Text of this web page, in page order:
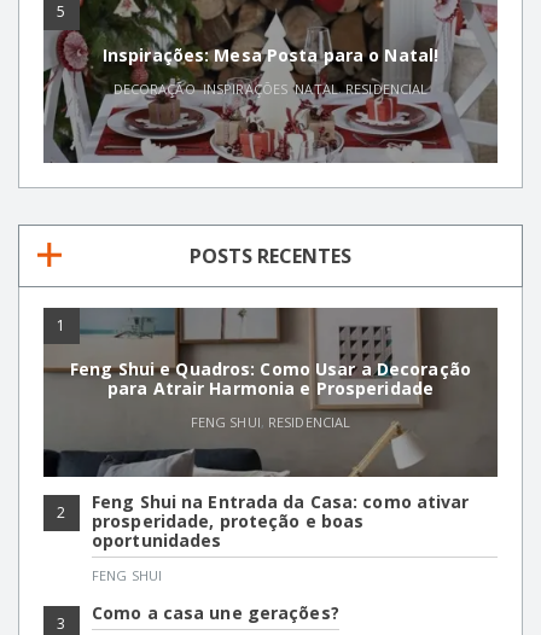
5
Inspirações: Mesa Posta para o Natal!
DECORAÇÃO,INSPIRAÇÕES ,NATAL,RESIDENCIAL
POSTS RECENTES
1
Feng Shui e Quadros: Como Usar a Decoração
para Atrair Harmonia e Prosperidade
FENG SHUI, RESIDENCIAL
2
Feng Shui na Entrada da Casa: como ativar
prosperidade, proteção e boas
oportunidades
FENG SHUI
3 Como a casa une gerações?